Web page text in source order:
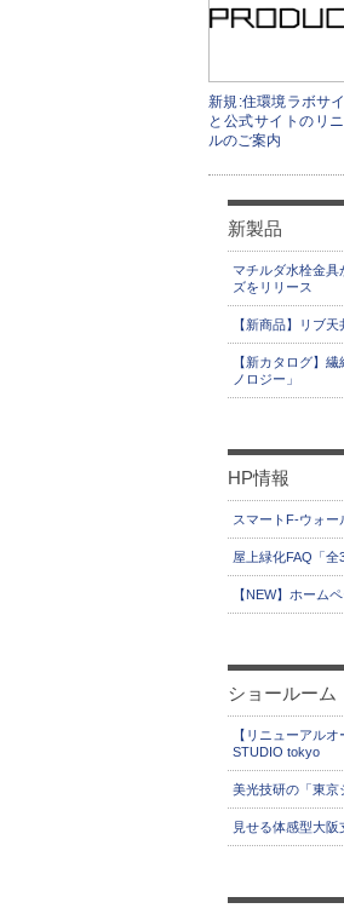
新規:住環境ラボサ
と公式サイトのリ
ルのご案内
新製品
マチルダ水栓金
ズをリリース
【新商品】リブ
【新カタログ】
ノロジー」
HP情報
スマートF-ウォー
屋上緑化FAQ「全
【NEW】ホーム
ショールーム
【リニューアル
STUDIO tokyo
美光技研の「東京
見せる体感型大